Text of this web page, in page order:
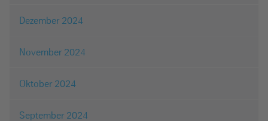
Dezember 2024
November 2024
Oktober 2024
September 2024